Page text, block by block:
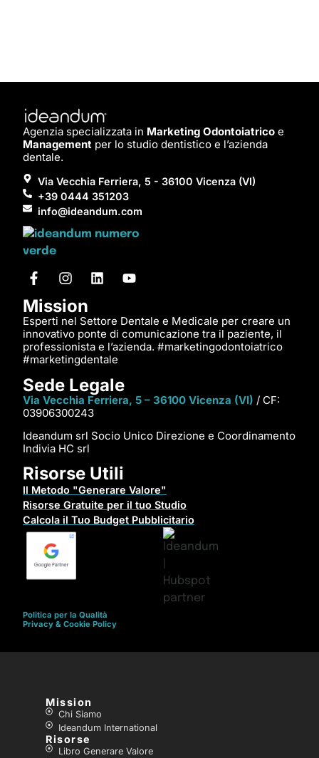
Agenzia specializzata in Marketing Odontoiatrico e
Management per lo studio dentistico e l’azienda
dentale.
Via Vecchia Ferriera, 5 - 36100 Vicenza (VI)
+39 0444 351203
info@ideandum.com
Mission
Esperti nel Settore Dentale e Medicale per creare un
innovativo ponte di comunicazione tra il paziente, il
professionista e l’azienda. #marketingodontoiatrico
#marketingdentale
Sede Legale
Via Vecchia Ferriera, 5 – 36100 Vicenza (VI) / CF:
03906300243
Ideandum srl Socio Unico Direzione e Coordinamento
Indivia HC srl
Risorse Utili
Il Metodo "Generare Valore"
Risorse Gratuite per il tuo Studio
Calcola il Tuo Budget Pubblicitario
Politica per la Qualità
Privacy & Cookie Policy
Mission
Chi Siamo
Ideandum International
Risorse
Libro Generare Valore